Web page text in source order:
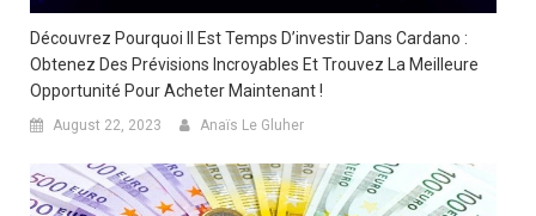
Découvrez Pourquoi Il Est Temps D’investir Dans Cardano :
Obtenez Des Prévisions Incroyables Et Trouvez La Meilleure
Opportunité Pour Acheter Maintenant !
August 22, 2023 Anaïs Le Gluher